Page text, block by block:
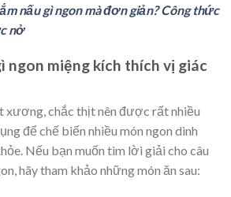
nấu gì ngon mà đơn giản? Công thức
nở
ngon miệng kích thích vị giác
xương, chắc thịt nên được rất nhiều
để chế biến nhiều món ngon dinh
Nếu bạn muốn tìm lời giải cho câu
hãy tham khảo những món ăn sau: